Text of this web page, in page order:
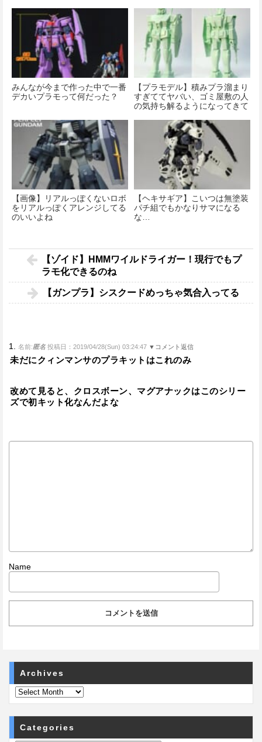
みんなが今まで作った中で一番
デカいプラモって何だった？
【プラモデル】積みプラ溜まり
すぎててヤバい、ゴミ屋敷の人
の気持ち解るようになってきて
【画像】リアルっぽくないロボ
をリアルっぽくアレンジしてる
のいいよね
【ヘキサギア】こいつは無塗装
パチ組でもかなりサマになる
な…
【ゾイド】HMMワイルドライガー！現行でもプ
ラモ化できるのね
【ガンプラ】シスクードめっちゃ気合入ってる
1. 名前:匿名 投稿日：2019/04/28(Sun) 03:24:47 ▼コメント返信
未だにクィンマンサのプラキットはこれのみ
改めて見ると、クロスボーン、マグアナックはこのシリー
ズで初キット化なんだよな
Name
Archives
Categories